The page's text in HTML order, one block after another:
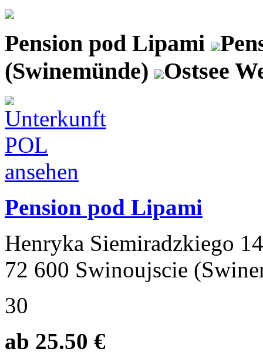
Pension pod Lipami
(Swinemünde)
Ostsee
Pension pod Lipami
Henryka Siemiradzkiego 14
72 600 Swinoujscie
30
ab 25.50 €